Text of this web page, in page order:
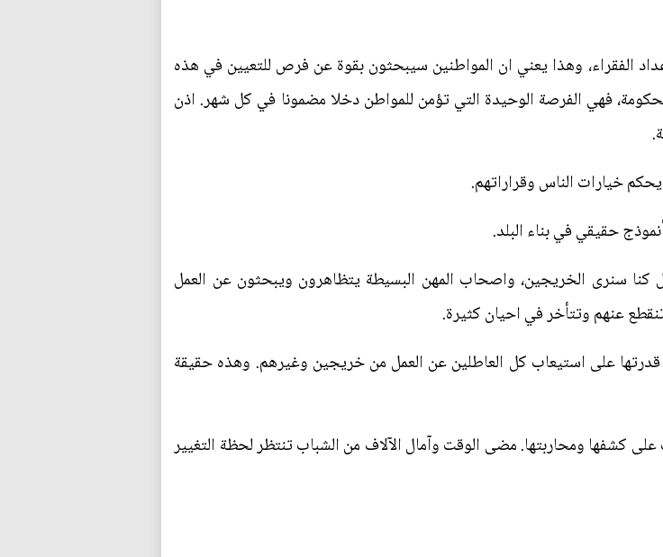
الفقراء، وهذا يعني ان المواطنين سيبحثون بقوة عن فرص للتعيين في هذه
فهي الفرصة الوحيدة التي تؤمن للمواطن دخلا مضمونا في كل شهر. اذن
خيارات الناس وقراراتهم.
كنا سنرى الخريجين، واصحاب المهن البسيطة يتظاهرون ويبحثون عن العمل
عنهم وتتأخر في احيان كثيرة.
على استيعاب كل العاطلين عن العمل من خريجين وغيرهم. وهذه حقيقة
كشفها ومحاربتها. مضى الوقت وآمال الآلاف من الشباب تنتظر لحظة التغيير